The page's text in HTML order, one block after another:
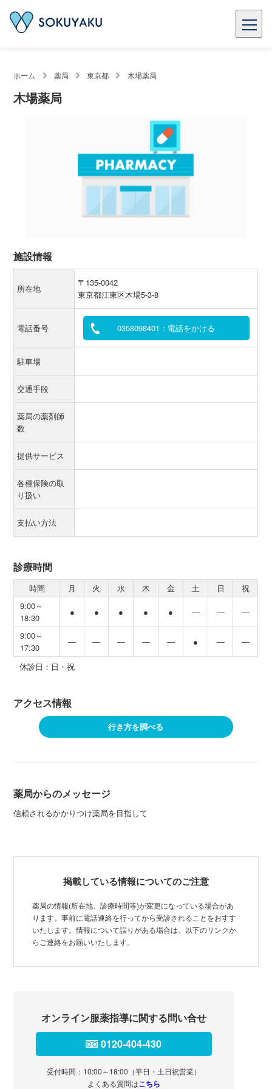
ホーム 薬局 東京都 木場薬局
木場薬局
施設情報
所在地
〒135-0042
東京都江東区木場5-3-8
電話番号 0358098401：電話をかける
駐車場
交通手段
薬局の薬剤師
数
提供サービス
各種保険の取
り扱い
支払い方法
診療時間
時間 月 火 水 木 金 土 日
祝
9:00～
18:30
● ● ● ● ● ― ― ―
9:00～
17:30
― ― ― ― ― ● ― ―
休診日：日・祝
アクセス情報
行き方を調べる
薬局からのメッセージ
信頼されるかかりつけ薬局を目指して
掲載している情報についてのご注意
薬局の情報(所在地、診療時間等)が変更になっている場合があ
ります。事前に電話連絡を行ってから受診されることをおすす
いたします。情報について誤りがある場合は、以下のリンクか
らご連絡をお願いいたします。
オンライン服薬指導に関する問い合せ
0120-404-430
受付時間：10:00～18:00（平日・土日祝営業）
よくある質問はこちら